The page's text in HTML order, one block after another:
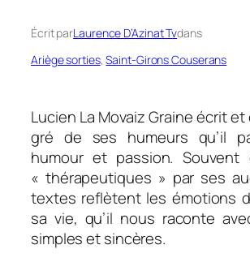
Écrit parLaurence D’Azinat Tvdans
Ariège sorties, Saint-Girons Couserans
Lucien La Movaiz Graine écrit
gré de ses humeurs qu’il
humour et passion. Souvent
« thérapeutiques » par ses
textes reflètent les émotions
sa vie, qu’il nous raconte
simples et sincères.